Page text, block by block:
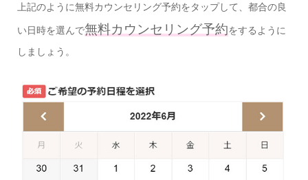
上記のように無料カウンセリング予約をタップして、都合の良
い日時を選んで無料カウンセリング予約をするように
しましょう。